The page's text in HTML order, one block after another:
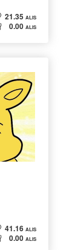
21.35 ALIS
0.00 ALIS
41.16 ALIS
0.00 ALIS